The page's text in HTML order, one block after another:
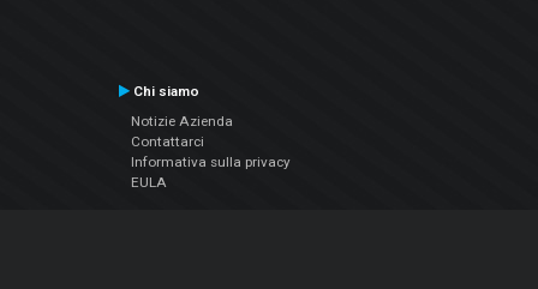
Chi siamo
Notizie Azienda
Contattarci
Informativa sulla privacy
EULA